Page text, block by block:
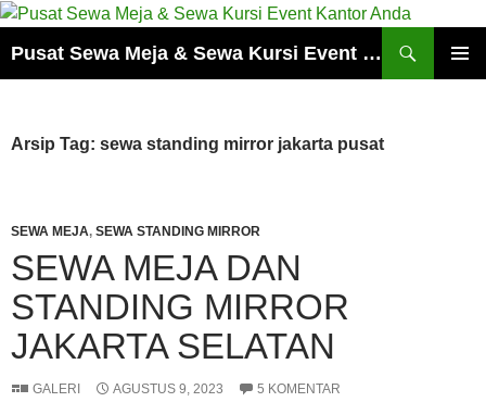
Pusat Sewa Meja & Sewa Kursi Event Kantor Anda
Arsip Tag: sewa standing mirror jakarta pusat
SEWA MEJA, SEWA STANDING MIRROR
SEWA MEJA DAN
STANDING MIRROR
JAKARTA SELATAN
GALERI AGUSTUS 9, 2023 5 KOMENTAR